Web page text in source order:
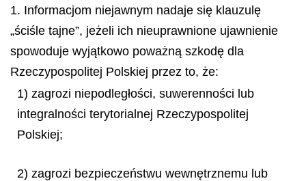
1. Informacjom niejawnym nadaje się klauzulę
„ściśle tajne”, jeżeli ich nieuprawnione ujawnienie
spowoduje wyjątkowo poważną szkodę dla
Rzeczypospolitej Polskiej przez to, że:
1) zagrozi niepodległości, suwerenności lub
integralności terytorialnej Rzeczypospolitej
Polskiej;
2) zagrozi bezpieczeństwu wewnętrznemu lub